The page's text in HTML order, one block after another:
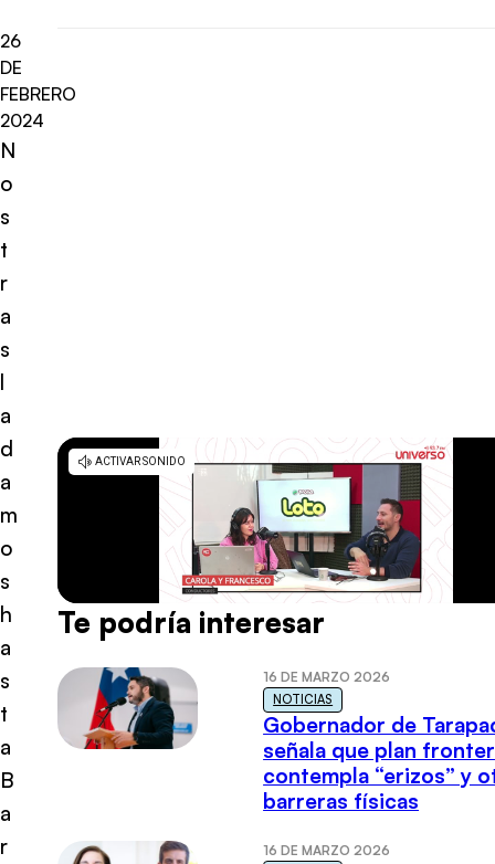
26
DE
FEBRERO
2024
N
o
s
t
r
a
s
l
a
d
a
m
o
s
h
a
s
t
a
B
a
r
Te podría interesar
16 DE MARZO 2026
NOTICIAS
Gobernador de
señala que plan
contempla “erizos” y
barreras físicas
16 DE MARZO 2026